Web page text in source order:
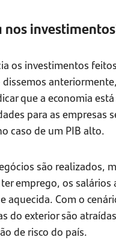
nos
os investimentos
que a economia
para as empresas
caso de um PIB alto.
são realizados,
emprego, os salários
aquecida. Com o
do exterior são
de risco do país.